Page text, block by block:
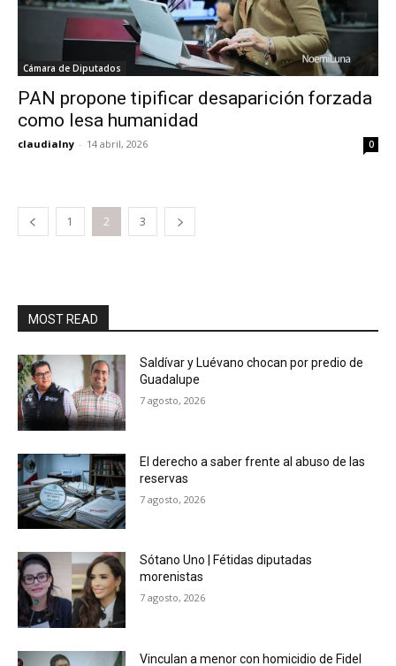
Cámara de Diputados
PAN propone tipificar desaparición forzada
como lesa humanidad
claudialny - 14 abril, 2026 0
1 2 3
MOST READ
Saldívar y Luévano chocan por predio de
Guadalupe
7 agosto, 2026
El derecho a saber frente al abuso de las
reservas
7 agosto, 2026
Sótano Uno | Fétidas diputadas
morenistas
7 agosto, 2026
Vinculan a menor con homicidio de Fidel